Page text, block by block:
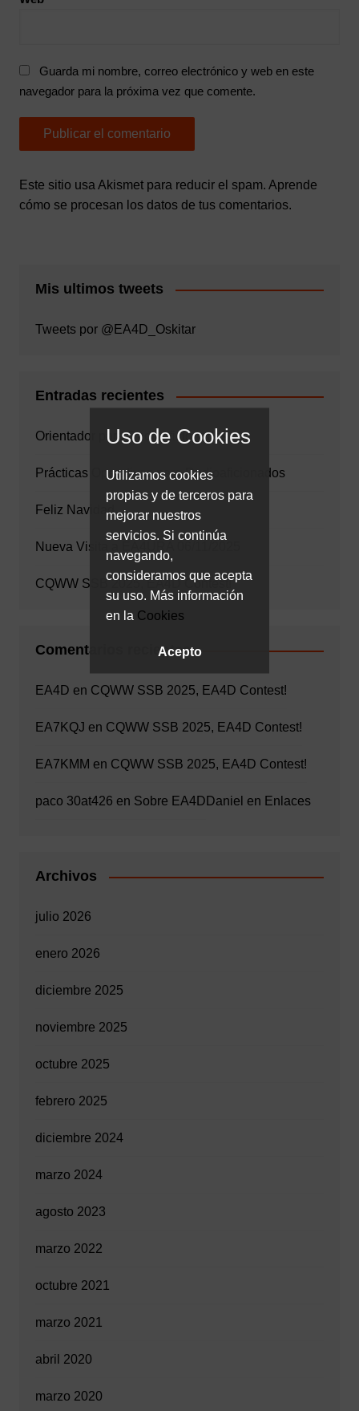
Guarda mi nombre, correo electrónico y web en este
navegador para la próxima vez que comente.
Este sitio usa Akismet para reducir el spam. Aprende
cómo se procesan los datos de tus comentarios.
Mis ultimos tweets
Tweets por @EA4D_Oskitar
Entradas recientes
Orientador para Radioaficionados
Prácticas Operativas para Radioaficionados
Feliz Navidad
Nueva Visita a EA4URA 06/11/2025
CQWW SSB 2025, EA4D Contest!
Comentarios recientes
EA4D en CQWW SSB 2025, EA4D Contest!
EA7KQJ en CQWW SSB 2025, EA4D Contest!
EA7KMM en CQWW SSB 2025, EA4D Contest!
paco 30at426 en Sobre EA4D Daniel en Enlaces
Archivos
julio 2026
enero 2026
diciembre 2025
noviembre 2025
octubre 2025
febrero 2025
diciembre 2024
marzo 2024
agosto 2023
marzo 2022
octubre 2021
marzo 2021
abril 2020
marzo 2020
Uso de Cookies
Utilizamos cookies
propias y de terceros para
mejorar nuestros
servicios. Si continúa
navegando,
consideramos que acepta
su uso. Más información
en la Cookies
Acepto